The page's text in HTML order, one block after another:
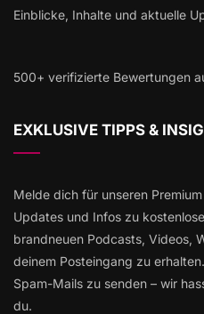
Einblicke, Inhalte und aktuelle
500+ verifizierte Bewertungen
EXKLUSIVE TIPPS &
Melde dich für unseren
Updates und Infos zu
brandneuen Podcasts, Videos,
deinem Posteingang zu
Spam-Mails zu senden – wir
du.